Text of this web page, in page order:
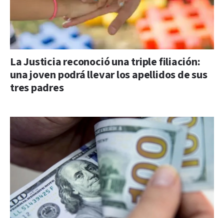
La Justicia reconoció una triple filiación:
una joven podrá llevar los apellidos de sus
tres padres